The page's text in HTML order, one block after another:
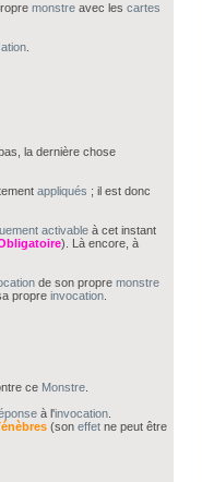
monstreavec les cartes
.
la dernière chose
appliqués ; il est donc
activableà cet instant
). Là encore, à
de son propre monstre
propre invocation.
ce Monstre.
à l'invocation.
(son effetne peut être